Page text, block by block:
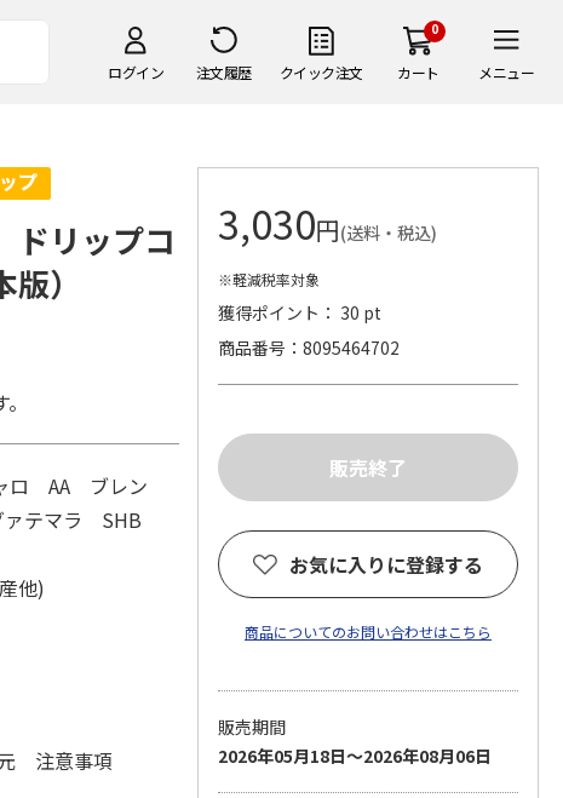
ログイン 注文履歴 クイック注文
0
カート メニュー
リップコ
）
ロ AA ブレン
ァテマラ SHB
他)
注意事項
3,030円(送料・税込)
※軽減税率対象
獲得ポイント： 30 pt
商品番号
8095464702
お気に入りに登録する
商品についてのお問い合わせはこちら
販売期間
2026年05月18日～2026年08月06日